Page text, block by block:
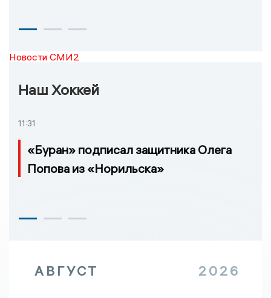
Новости СМИ2
Наш Хоккей
11:31
«Буран» подписал защитника Олега
Попова из «Норильска»
АВГУСТ 2026